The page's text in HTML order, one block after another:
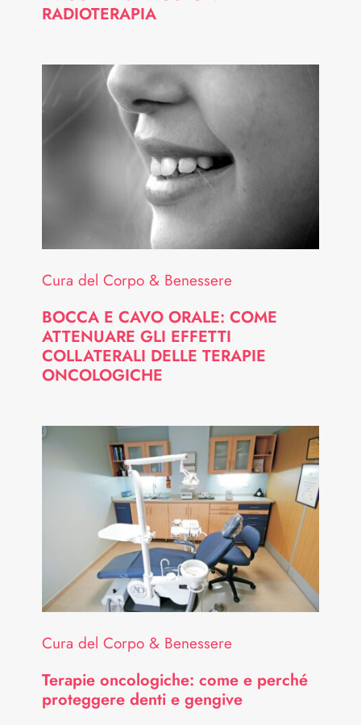
RADIOTERAPIA
Cura del Corpo & Benessere
BOCCA E CAVO ORALE: COME
ATTENUARE GLI EFFETTI
COLLATERALI DELLE TERAPIE
ONCOLOGICHE
Cura del Corpo & Benessere
Terapie oncologiche: come e perché
proteggere denti e gengive